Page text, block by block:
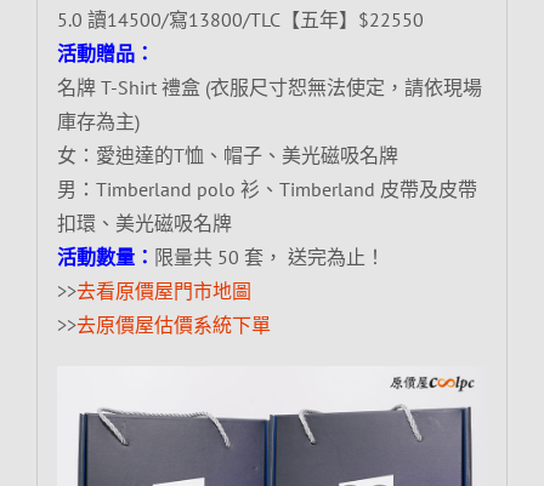
5.0 讀14500/寫13800/TLC【五年】$22550
活動贈品：
名牌 T-Shirt 禮盒 (衣服尺寸恕無法使定，請依現場
庫存為主)
女：愛迪達的T恤、帽子、美光磁吸名牌
男：Timberland polo 衫、Timberland 皮帶及皮帶
扣環、美光磁吸名牌
活動數量： 限量共 50 套， 送完為止！
>>去看原價屋門市地圖
>>去原價屋估價系統下單